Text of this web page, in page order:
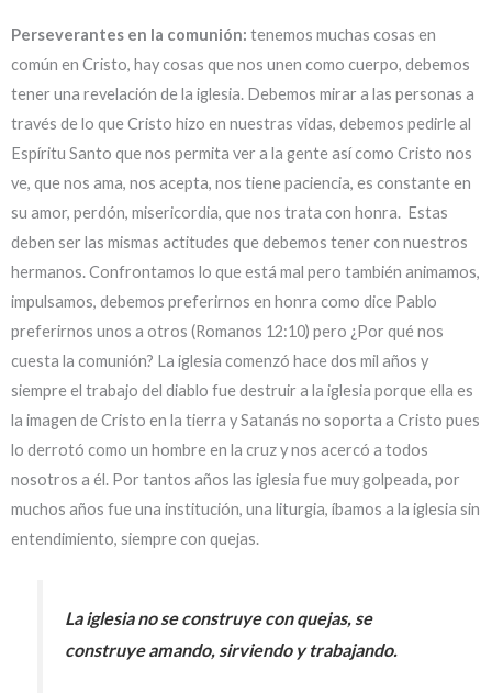
Perseverantes en la comunión: tenemos muchas cosas en
común en Cristo, hay cosas que nos unen como cuerpo, debemos
tener una revelación de la iglesia. Debemos mirar a las personas a
través de lo que Cristo hizo en nuestras vidas, debemos pedirle al
Espíritu Santo que nos permita ver a la gente así como Cristo nos
ve, que nos ama, nos acepta, nos tiene paciencia, es constante en
su amor, perdón, misericordia, que nos trata con honra. Estas
deben ser las mismas actitudes que debemos tener con nuestros
hermanos. Confrontamos lo que está mal pero también animamos,
impulsamos, debemos preferirnos en honra como dice Pablo
preferirnos unos a otros (Romanos 12:10) pero ¿Por qué nos
cuesta la comunión? La iglesia comenzó hace dos mil años y
siempre el trabajo del diablo fue destruir a la iglesia porque ella es
la imagen de Cristo en la tierra y Satanás no soporta a Cristo pues
lo derrotó como un hombre en la cruz y nos acercó a todos
nosotros a él. Por tantos años las iglesia fue muy golpeada, por
muchos años fue una institución, una liturgia, íbamos a la iglesia sin
entendimiento, siempre con quejas.
La iglesia no se construye con quejas, se
construye amando, sirviendo y trabajando.